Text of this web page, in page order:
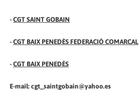
-CGT SAINT GOBAIN
-CGT BAIX PENEDÈS FEDERACIÓ COMARCAL
-CGT BAIX PENEDÈS
E-mail: cgt_saintgobain@yahoo.es